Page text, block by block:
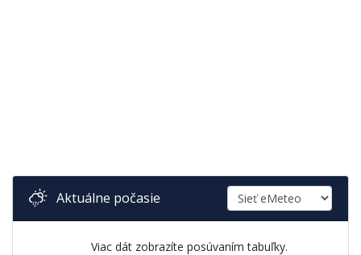
Aktuálne počasie Sieť meteostaníc
Viac dát zobrazíte posúvaním tabuľky.